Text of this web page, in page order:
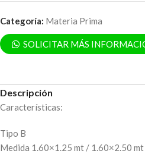
Categoría: Materia Prima
SOLICITAR MÁS
Descripción
Características:
Tipo B
Medida 1.60×1.25 mt / 1.60×2.50 mt